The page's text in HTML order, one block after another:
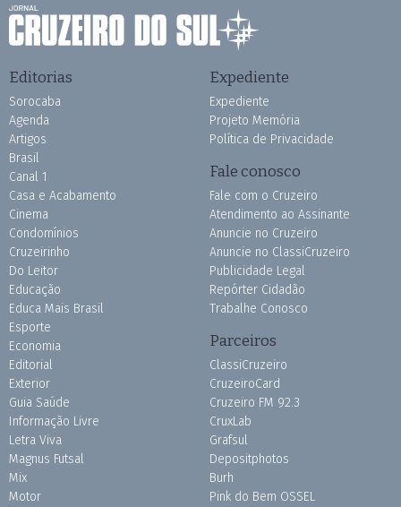
Editorias
Sorocaba
Agenda
Artigos
Brasil
Canal 1
Casa e Acabamento
Cinema
Condomínios
Cruzeirinho
Do Leitor
Educação
Educa Mais Brasil
Esporte
Economia
Editorial
Exterior
Guia Saúde
Informação Livre
Letra Viva
Magnus Futsal
Mix
Motor
Expediente
Expediente
Projeto Memória
Política de Privacidade
Fale conosco
Fale com o Cruzeiro
Atendimento ao Assinante
Anuncie no Cruzeiro
Anuncie no ClassiCruzeiro
Publicidade Legal
Repórter Cidadão
Trabalhe Conosco
Parceiros
ClassiCruzeiro
CruzeiroCard
Cruzeiro FM 92.3
CruxLab
Grafsul
Depositphotos
Burh
Pink do Bem OSSEL